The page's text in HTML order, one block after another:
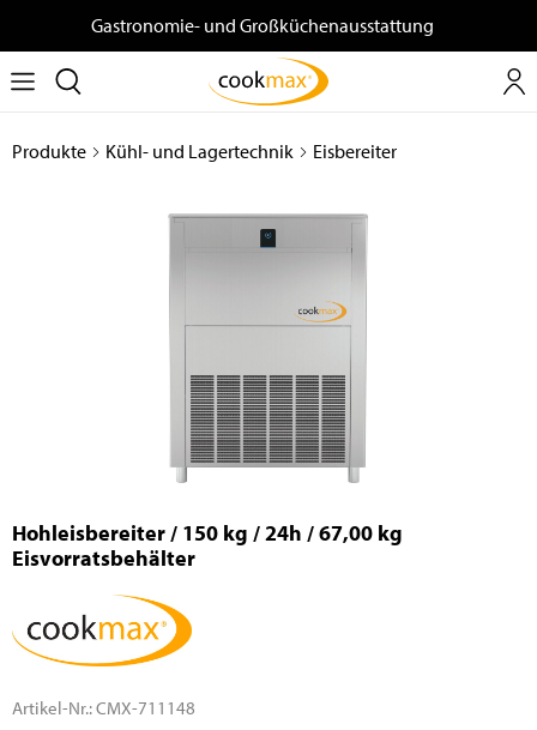
Gastronomie- und Großküchenausstattung
Produkte Kühl- und Lagertechnik Eisbereiter
Hohleisbereiter / 150 kg / 24h / 67,00 kg
Eisvorratsbehälter
Artikel-Nr.:CMX-711148